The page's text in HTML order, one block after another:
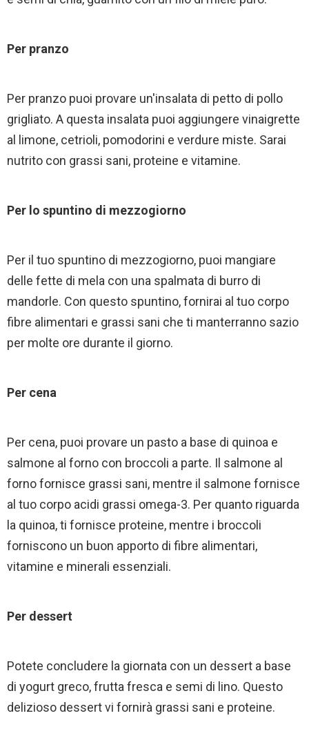
Per pranzo
Per pranzo puoi provare un'insalata di petto di pollo
grigliato. A questa insalata puoi aggiungere vinaigrette
al limone, cetrioli, pomodorini e verdure miste. Sarai
nutrito con grassi sani, proteine e vitamine.
Per lo spuntino di mezzogiorno
Per il tuo spuntino di mezzogiorno, puoi mangiare
delle fette di mela con una spalmata di burro di
mandorle. Con questo spuntino, fornirai al tuo corpo
fibre alimentari e grassi sani che ti manterranno sazio
per molte ore durante il giorno.
Per cena
Per cena, puoi provare un pasto a base di quinoa e
salmone al forno con broccoli a parte. Il salmone al
forno fornisce grassi sani, mentre il salmone fornisce
al tuo corpo acidi grassi omega-3. Per quanto riguarda
la quinoa, ti fornisce proteine, mentre i broccoli
forniscono un buon apporto di fibre alimentari,
vitamine e minerali essenziali.
Per dessert
Potete concludere la giornata con un dessert a base
di yogurt greco, frutta fresca e semi di lino. Questo
delizioso dessert vi fornirà grassi sani e proteine.